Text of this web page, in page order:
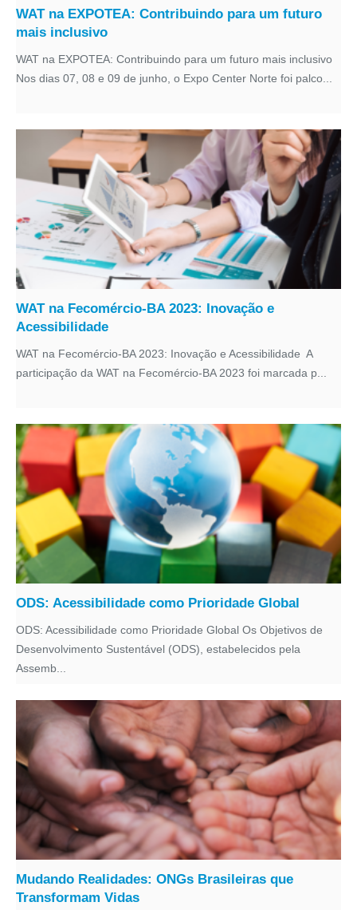
WAT na EXPOTEA: Contribuindo para um futuro
mais inclusivo
WAT na EXPOTEA: Contribuindo para um futuro mais inclusivo
Nos dias 07, 08 e 09 de junho, o Expo Center Norte foi palco...
WAT na Fecomércio-BA 2023: Inovação e
Acessibilidade
WAT na Fecomércio-BA 2023: Inovação e Acessibilidade A
participação da WAT na Fecomércio-BA 2023 foi marcada p...
ODS: Acessibilidade como Prioridade Global
ODS: Acessibilidade como Prioridade Global Os Objetivos de
Desenvolvimento Sustentável (ODS), estabelecidos pela
Assemb...
Mudando Realidades: ONGs Brasileiras que
Transformam Vidas